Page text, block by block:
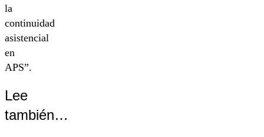
la
continuidad
asistencial
en
APS”.
Lee
también…